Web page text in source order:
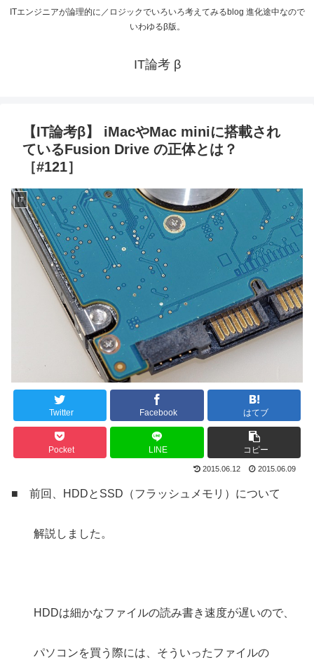
ITエンジニアが論理的に／ロジックでいろいろ考えてみるblog 進化途中なので
いわゆるβ版。
IT論考 β
【IT論考β】 iMacやMac miniに搭載され
ているFusion Drive の正体とは？
［#121］
IT
Twitter Facebook はてブ
Pocket LINE コピー
2015.06.12 2015.06.09
■ 前回、HDDとSSD（フラッシュメモリ）について
解説しました。
HDDは細かなファイルの読み書き速度が遅いので、
パソコンを買う際には、そういったファイルの